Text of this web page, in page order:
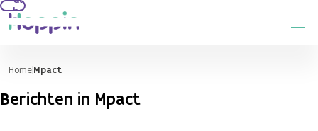
hoofdinhoud
HomeMpact
Berichten in Mpact